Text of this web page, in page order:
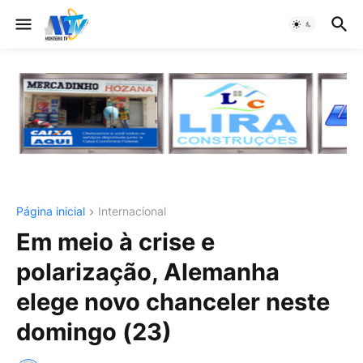
Página inicial Internacional
Em meio à crise e
polarização, Alemanha
elege novo chanceler neste
domingo (23)